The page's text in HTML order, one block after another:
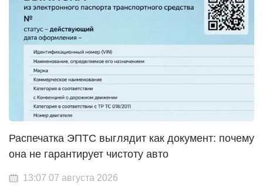
Распечатка ЭПТС выглядит как документ: почему
она не гарантирует чистоту авто
13:07 07 августа 2026